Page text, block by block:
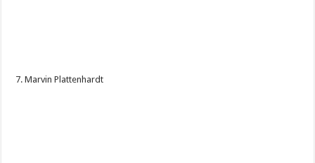
7. Marvin Plattenhardt